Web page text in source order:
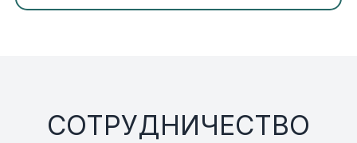
СОТРУДНИЧЕСТВО